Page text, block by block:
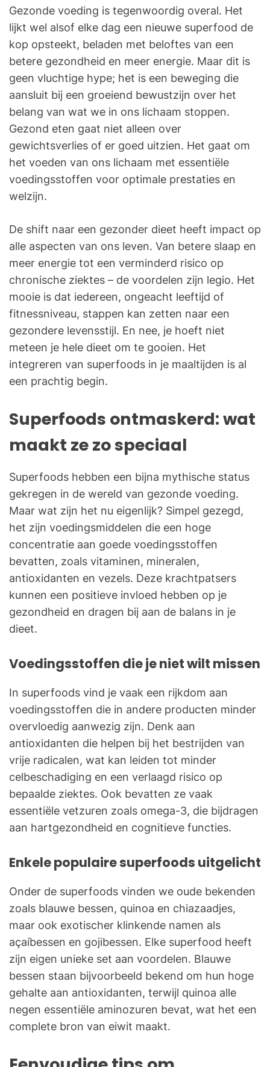
Gezonde voeding is tegenwoordig overal. Het
lijkt wel alsof elke dag een nieuwe superfood de
kop opsteekt, beladen met beloftes van een
betere gezondheid en meer energie. Maar dit is
geen vluchtige hype; het is een beweging die
aansluit bij een groeiend bewustzijn over het
belang van wat we in ons lichaam stoppen.
Gezond eten gaat niet alleen over
gewichtsverlies of er goed uitzien. Het gaat om
het voeden van ons lichaam met essentiële
voedingsstoffen voor optimale prestaties en
welzijn.
De shift naar een gezonder dieet heeft impact op
alle aspecten van ons leven. Van betere slaap en
meer energie tot een verminderd risico op
chronische ziektes – de voordelen zijn legio. Het
mooie is dat iedereen, ongeacht leeftijd of
fitnessniveau, stappen kan zetten naar een
gezondere levensstijl. En nee, je hoeft niet
meteen je hele dieet om te gooien. Het
integreren van superfoods in je maaltijden is al
een prachtig begin.
Superfoods ontmaskerd: wat
maakt ze zo speciaal
Superfoods hebben een bijna mythische status
gekregen in de wereld van gezonde voeding.
Maar wat zijn het nu eigenlijk? Simpel gezegd,
het zijn voedingsmiddelen die een hoge
concentratie aan goede voedingsstoffen
bevatten, zoals vitaminen, mineralen,
antioxidanten en vezels. Deze krachtpatsers
kunnen een positieve invloed hebben op je
gezondheid en dragen bij aan de balans in je
dieet.
Voedingsstoffen die je niet wilt missen
In superfoods vind je vaak een rijkdom aan
voedingsstoffen die in andere producten minder
overvloedig aanwezig zijn. Denk aan
antioxidanten die helpen bij het bestrijden van
vrije radicalen, wat kan leiden tot minder
celbeschadiging en een verlaagd risico op
bepaalde ziektes. Ook bevatten ze vaak
essentiële vetzuren zoals omega-3, die bijdragen
aan hartgezondheid en cognitieve functies.
Enkele populaire superfoods uitgelicht
Onder de superfoods vinden we oude bekenden
zoals blauwe bessen, quinoa en chiazaadjes,
maar ook exotischer klinkende namen als
açaíbessen en gojibessen. Elke superfood heeft
zijn eigen unieke set aan voordelen. Blauwe
bessen staan bijvoorbeeld bekend om hun hoge
gehalte aan antioxidanten, terwijl quinoa alle
negen essentiële aminozuren bevat, wat het een
complete bron van eiwit maakt.